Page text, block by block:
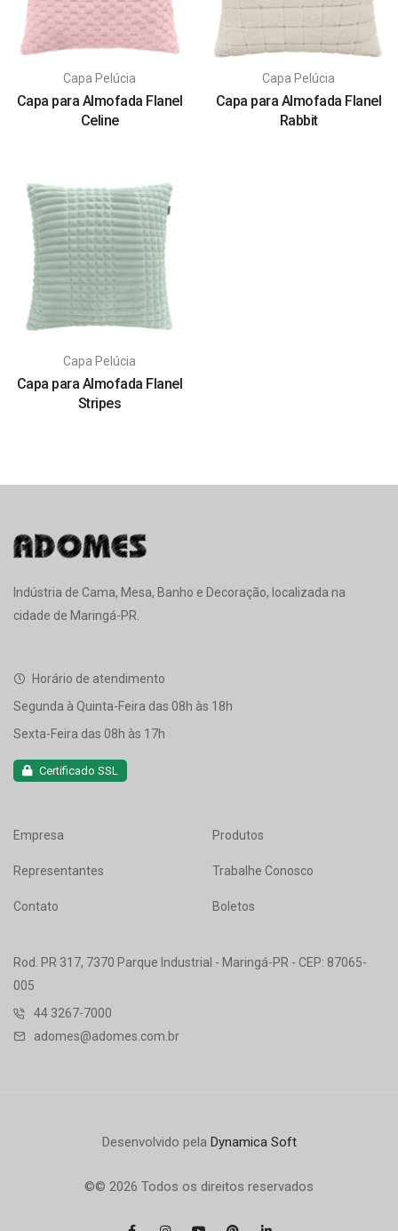
Capa Pelúcia
Capa para Almofada Flanel
Celine
Capa Pelúcia
Capa para Almofada Flanel
Rabbit
Capa Pelúcia
Capa para Almofada Flanel
Stripes
Indústria de Cama, Mesa, Banho e Decoração, localizada na
cidade de Maringá-PR.
Horário de atendimento
Segunda à Quinta-Feira das 08h às 18h
Sexta-Feira das 08h às 17h
Certificado SSL
Empresa Produtos
Representantes Trabalhe Conosco
Contato Boletos
Rod. PR 317, 7370 Parque Industrial - Maringá-PR - CEP: 87065-
005
44 3267-7000
adomes@adomes.com.br
Desenvolvido pela Dynamica Soft
©© 2026 Todos os direitos reservados